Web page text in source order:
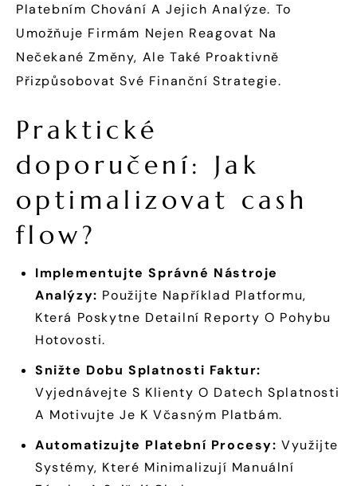
Platebním Chování A Jejich Analýze. To
Umožňuje Firmám Nejen Reagovat Na
Nečekané Změny, Ale Také Proaktivně
Přizpůsobovat Své Finanční Strategie.
Praktické
doporučení: Jak
optimalizovat cash
flow?
Implementujte Správné Nástroje
Analýzy: Použijte Například Platformu,
Která Poskytne Detailní Reporty O Pohybu
Hotovosti.
Snižte Dobu Splatnosti Faktur:
Vyjednávejte S Klienty O Datech Splatnosti
A Motivujte Je K Včasným Platbám.
Automatizujte Platební Procesy: Využijte
Systémy, Které Minimalizují Manuální